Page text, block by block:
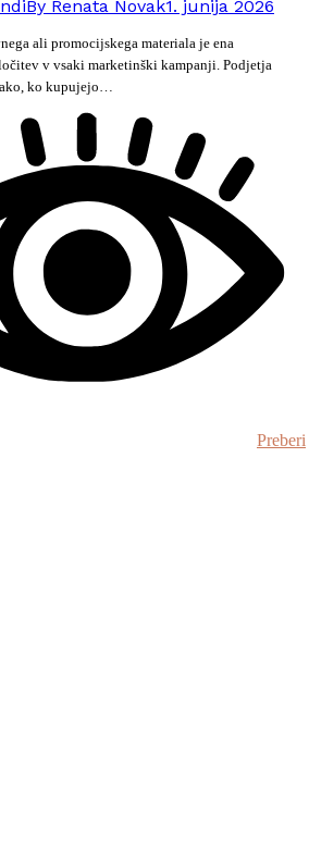
By Renata Novak1. junija 2026
ali promocijskega materiala je ena
v vsaki marketinški kampanji. Podjetja
ko kupujejo…
Preberi